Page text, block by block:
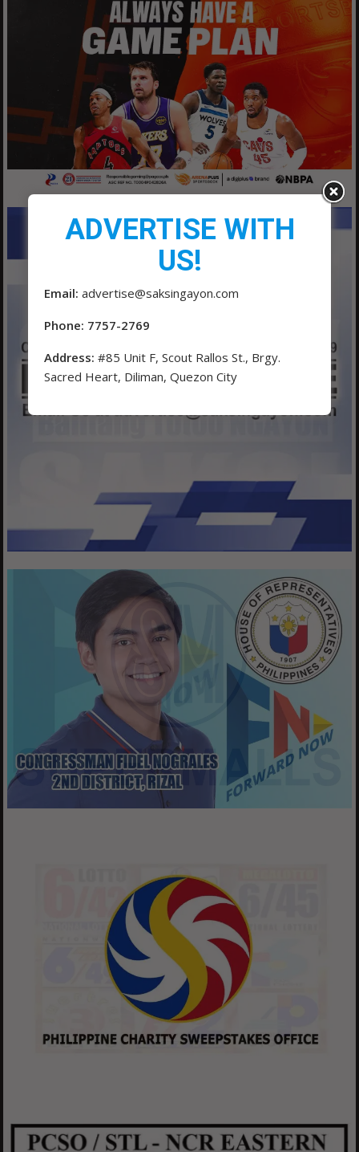
ADVERTISE WITH
US!
Email: advertise@saksingayon.com
Phone: 7757-2769
Address: #85 Unit F, Scout Rallos St., Brgy.
Sacred Heart, Diliman, Quezon City